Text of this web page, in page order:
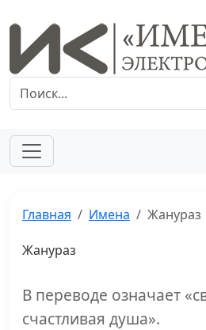
Главная Имена Жанураз
Жанураз
В переводе означает
счастливая душа».